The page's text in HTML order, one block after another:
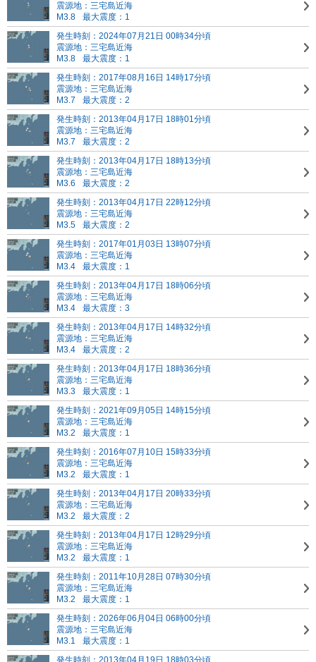
震源地：三宅島近海
M3.8
最大震度：1
発生時刻：2024年07月21日 00時34分頃
震源地：三宅島近海
M3.8
最大震度：1
発生時刻：2017年08月16日 14時17分頃
震源地：三宅島近海
M3.7
最大震度：2
発生時刻：2013年04月17日 18時01分頃
震源地：三宅島近海
M3.7
最大震度：2
発生時刻：2013年04月17日 18時13分頃
震源地：三宅島近海
M3.6
最大震度：2
発生時刻：2013年04月17日 22時12分頃
震源地：三宅島近海
M3.5
最大震度：2
発生時刻：2017年01月03日 13時07分頃
震源地：三宅島近海
M3.4
最大震度：1
発生時刻：2013年04月17日 18時06分頃
震源地：三宅島近海
M3.4
最大震度：3
発生時刻：2013年04月17日 14時32分頃
震源地：三宅島近海
M3.4
最大震度：2
発生時刻：2013年04月17日 18時36分頃
震源地：三宅島近海
M3.3
最大震度：1
発生時刻：2021年09月05日 14時15分頃
震源地：三宅島近海
M3.2
最大震度：1
発生時刻：2016年07月10日 15時33分頃
震源地：三宅島近海
M3.2
最大震度：1
発生時刻：2013年04月17日 20時33分頃
震源地：三宅島近海
M3.2
最大震度：2
発生時刻：2013年04月17日 12時29分頃
震源地：三宅島近海
M3.2
最大震度：1
発生時刻：2011年10月28日 07時30分頃
震源地：三宅島近海
M3.2
最大震度：1
発生時刻：2026年06月04日 06時00分頃
震源地：三宅島近海
M3.1
最大震度：1
発生時刻：2013年04月19日 18時03分頃